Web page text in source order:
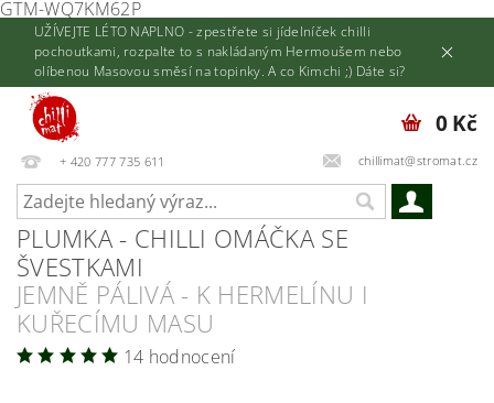
GTM-WQ7KM62P
UŽÍVEJTE LÉTO NAPLNO - zpestřete si jídelníček chilli
pochoutkami, rozpalte to s nakládaným Hermoušem nebo
olíbenou Masovou směsí na topinky. A co Kimchi ;) Dáte si?
+ 420 777 735 611 chillimat@stromat.cz
0 Kč
PLUMKA - CHILLI OMÁČKA SE
ŠVESTKAMI
JEMNĚ PÁLIVÁ - K HERMELÍNU I
KUŘECÍMU MASU
14 hodnocení